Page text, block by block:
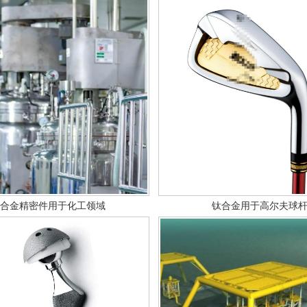
金精密件用于化工领域 钛合金用于高尔夫球杆